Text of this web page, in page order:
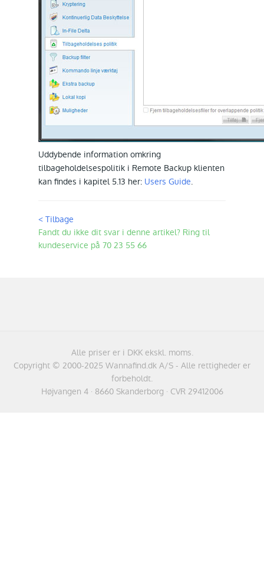
Uddybende information omkring
tilbageholdelsespolitik i Remote Backup klienten
kan findes i kapitel 5.13 her: Users Guide.
< Tilbage
Fandt du ikke dit svar i denne artikel? Ring til
kundeservice på 70 23 55 66
Alle priser er i DKK ekskl. moms.
Copyright © 2000-2025 Wannafind.dk A/S - Alle rettigheder er
forbeholdt.
Højvangen 4 · 8660 Skanderborg · CVR 29412006